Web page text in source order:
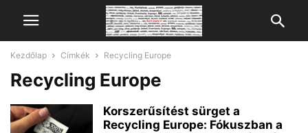
Kezdőlap Címkék Recycling Europe
Recycling Europe
Korszerűsítést sürget a
Recycling Europe: Fókuszban a